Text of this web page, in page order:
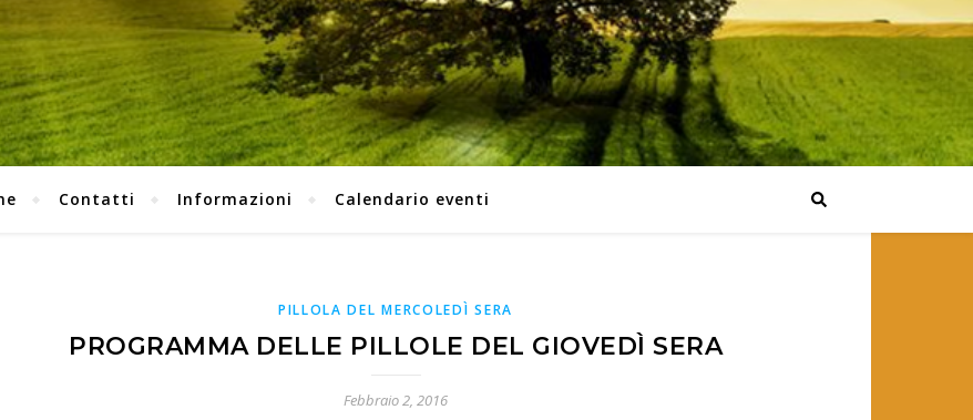
Contatti Informazioni Calendario eventi
PILLOLA DEL MERCOLEDÌ SERA
PROGRAMMA DELLE PILLOLE DEL GIOVEDÌ SERA
Febbraio 2, 2016